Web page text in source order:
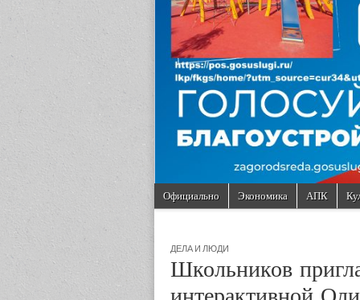
Main menu
Skip to content
Официально Экономика АПК
ДЕЛА И ЛЮДИ
Школьников